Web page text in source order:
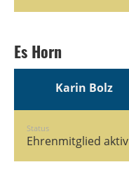
Es Horn
Karin Bolz
Status
Ehrenmitglied aktiv